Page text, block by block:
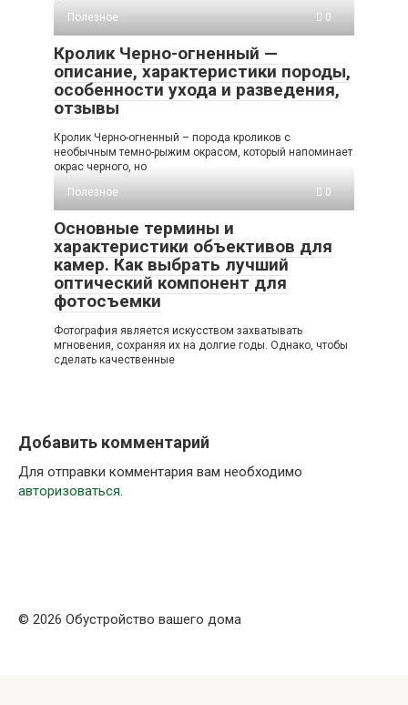
Полезное
0
Кролик Черно-огненный —
описание, характеристики породы,
особенности ухода и разведения,
отзывы
Кролик Черно-огненный – порода кроликов с
необычным темно-рыжим окрасом, который напоминает
окрас черного, но
Полезное
0
Основные термины и
характеристики объективов для
камер. Как выбрать лучший
оптический компонент для
фотосъемки
Фотография является искусством захватывать
мгновения, сохраняя их на долгие годы. Однако, чтобы
сделать качественные
Добавить комментарий
Для отправки комментария вам необходимо
авторизоваться.
© 2026 Обустройство вашего дома